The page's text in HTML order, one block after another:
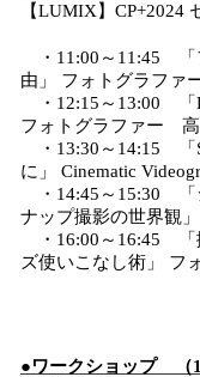
【LUMIX】CP+2024
・11:00～11:45 「
由」 フォトグラファ
・12:15～13:00 「
フォトグラファー
・13:30～14:15 「
に」 Cinematic
・14:45～15:30 「
ナップ撮影の世界観
・16:00～16:45 「
ズ使いこなし術」
●ワークショップ （